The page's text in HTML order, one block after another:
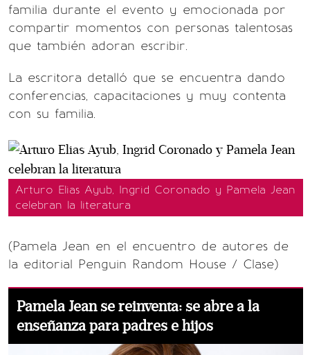
familia durante el evento y emocionada por
compartir momentos con personas talentosas
que también adoran escribir.
La escritora detalló que se encuentra dando
conferencias, capacitaciones y muy contenta
con su familia.
Arturo Elias Ayub, Ingrid Coronado y Pamela Jean
celebran la literatura
(Pamela Jean en el encuentro de autores de
la editorial Penguin Random House / Clase)
Pamela Jean se reinventa: se abre a la
enseñanza para padres e hijos